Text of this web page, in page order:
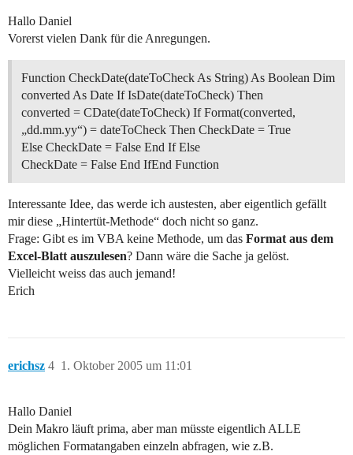
Hallo Daniel
Vorerst vielen Dank für die Anregungen.
Function CheckDate(dateToCheck As String) As Boolean Dim
converted As Date If IsDate(dateToCheck) Then
converted = CDate(dateToCheck) If Format(converted,
„dd.mm.yy“) = dateToCheck Then CheckDate = True
Else CheckDate = False End If Else
CheckDate = False End IfEnd Function
Interessante Idee, das werde ich austesten, aber eigentlich gefällt
mir diese „Hintertüt-Methode“ doch nicht so ganz.
Frage: Gibt es im VBA keine Methode, um das Format aus dem
Excel-Blatt auszulesen? Dann wäre die Sache ja gelöst.
Vielleicht weiss das auch jemand!
Erich
erichsz 1. Oktober 2005 um 11:01
4
Hallo Daniel
Dein Makro läuft prima, aber man müsste eigentlich ALLE
möglichen Formatangaben einzeln abfragen, wie z.B.